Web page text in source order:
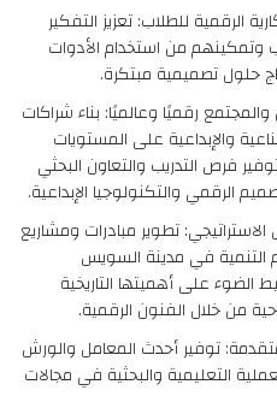
الرقمية للطلاب: تعزيز التفكير
وتمكينهم من استخدام الأدوات
حلول تصميمية مبتكرة.
رقميًا وعالميًا: بناء شراكات
والإبداعية على المستويات
فرص التدريب والتعاون البحثي
الرقمي والتكنولوجيا الإبداعية.
تطوير مبادرات ومشاريع
التنمية في مدينة السويس
الضوء على أهميتها التاريخية
من خلال الفنون الرقمية.
توفير أحدث المعامل والورش
التعليمية والبحثية في مجالات